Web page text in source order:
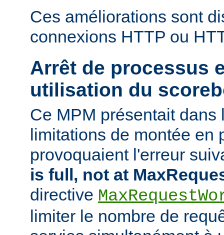
Ces améliorations sont
connexions HTTP ou
Arrêt de processus
utilisation du
Ce MPM présentait dans
limitations de montée en
provoquaient l'erreur
is full, not at
directive
limiter le nombre de